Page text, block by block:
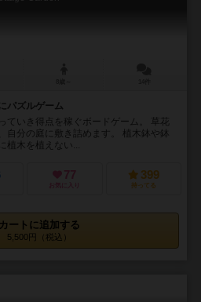
パズルゲーム
ていき得点を稼ぐボードゲーム。 草花
自分の庭に敷き詰めます。 植木鉢や鉢
植木を植えない...
77
お気に入り
399
持ってる
カートに追加する
5,500円（税込）